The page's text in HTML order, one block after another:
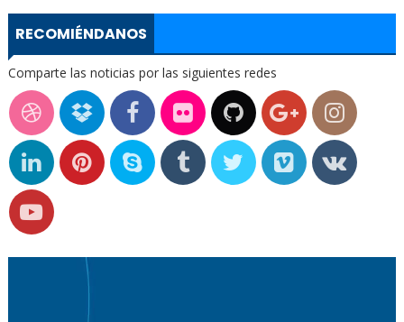
RECOMIÉNDANOS
Comparte las noticias por las siguientes redes